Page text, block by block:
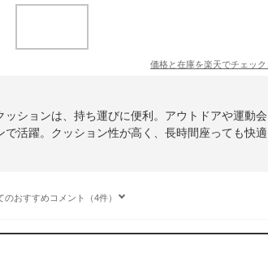
価格と在庫を楽天でチェック
ションは、持ち運びに便利。アウトドアや運動会
活躍。クッション性が高く、長時間座っても快適
のおすすめコメント（4件）